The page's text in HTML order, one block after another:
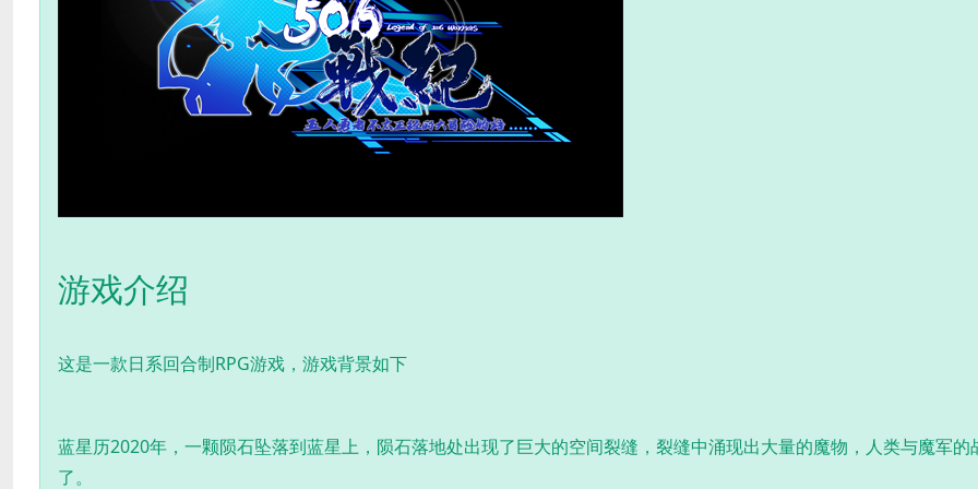
游戏介绍
这是一款日系回合制RPG游戏，游戏背景如下
蓝星历2020年，一颗陨石坠落到蓝星上，陨石落地处出现了巨大的空间裂缝，裂缝中涌现出大量的魔物，人类与魔军的
了。